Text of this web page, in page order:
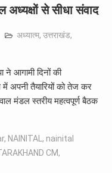
अध्यक्षों से सीधा संवाद
अध्यात्म, उत्तराखंड,
आगामी दिनों की
अपनी तैयारियों को तेज कर
मंडल स्तरीय महत्वपूर्ण बैठक
, NAINITAL , nainital
CM,